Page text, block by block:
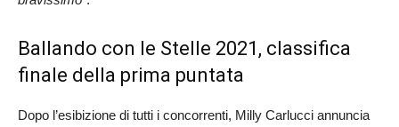
Ballando con le Stelle 2021, classifica
finale della prima puntata
Dopo l’esibizione di tutti i concorrenti, Milly Carlucci annuncia